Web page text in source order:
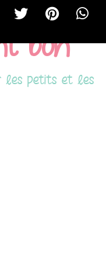
bon
les petits et les